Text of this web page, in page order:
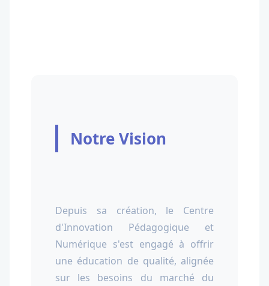
Notre Vision
Depuis sa création, le Centre
d'Innovation Pédagogique et
Numérique s'est engagé à offrir
une éducation de qualité, alignée
sur les besoins du marché du